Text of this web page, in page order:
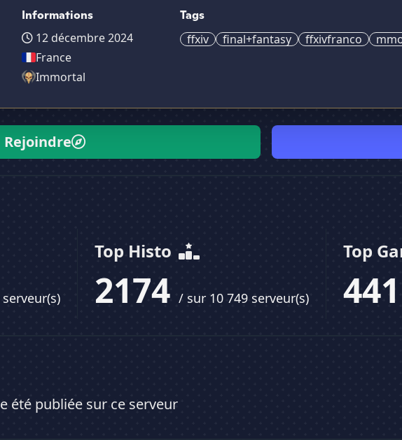
Informations
12 décembre 2024
France
Immortal
Tags
ffxiv final+fantasy ffxivfranco
Rejoindre
Top Histo
2174 / sur 10 749 serveur(s)
Top
441
été publiée sur ce serveur